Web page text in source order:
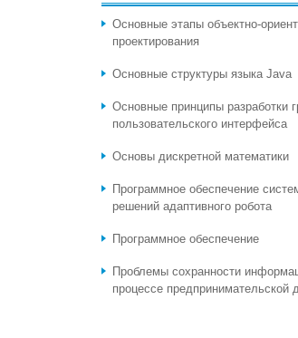
Основные этапы объектно-
проектирования
Основные структуры языка Java
Основные принципы разработки
пользовательского интерфейса
Основы дискретной математики
Программное обеспечение
решений адаптивного робота
Программное обеспечение
Проблемы сохранности
процессе предпринимательской